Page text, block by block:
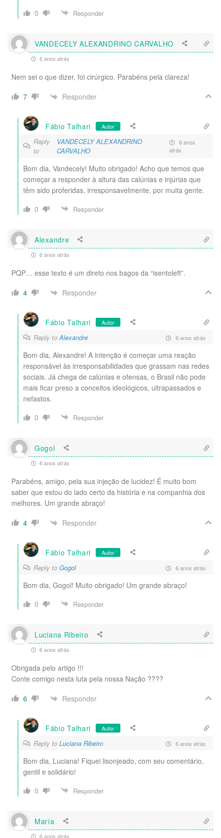
0
Responder
VANDECELY ALEXANDRINO CARVALHO
6 anos atrás
Nem sei o que dizer, foi cirúrgico. Parabéns pela clareza!
7
Responder
Fábio Talhari Autor
Reply
to
VANDECELY ALEXANDRINO
CARVALHO
6 anos
atrás
Bom dia, Vandecely! Muito obrigado! Acho que temos que
começar a responder à altura das calúnias e injúrias que
têm sido proferidas, irresponsavelmente, por muita gente.
0
Responder
Alexandre
6 anos atrás
PQP… esse texto é um direto nos bagos da “isentoleft”.
4
Responder
Fábio Talhari Autor
Reply toAlexandre 6 anos atrás
Bom dia, Alexandre! A intenção é começar uma reação
responsável às irresponsabilidades que grassam nas redes
sociais. Já chega de calúnias e ofensas, o Brasil não pode
mais ficar preso a conceitos ideológicos, ultrapassados e
nefastos.
0
Responder
Gogol
6 anos atrás
Parabéns, amigo, pela sua injeção de lucidez! É muito bom
saber que estou do lado certo da história e na companhia dos
melhores. Um grande abraço!
4
Responder
Fábio Talhari Autor
Reply to Gogol 6 anos atrás
Bom dia, Gogol! Muito obrigado! Um grande abraço!
0
Responder
Luciana Ribeiro
6 anos atrás
Obrigada pelo artigo !!!
Conte comigo nesta luta pela nossa Nação ????
6
Responder
Fábio Talhari Autor
Reply to Luciana Ribeiro 6 anos atrás
Bom dia, Luciana! Fiquei lisonjeado, com seu comentário,
gentil e solidário!
0
Responder
María
6 anos atrás